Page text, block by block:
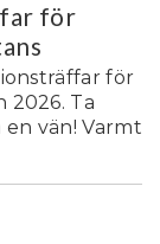
för
för
Ta
vän! Varmt